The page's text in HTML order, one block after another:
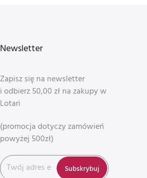
Newsletter
Zapisz się na newsletter
i odbierz 50,00 zł na zakupy w
Lotari
(promocja dotyczy zamówień
powyżej 500zł)
Subskrybuj